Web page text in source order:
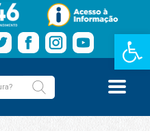
Barra de